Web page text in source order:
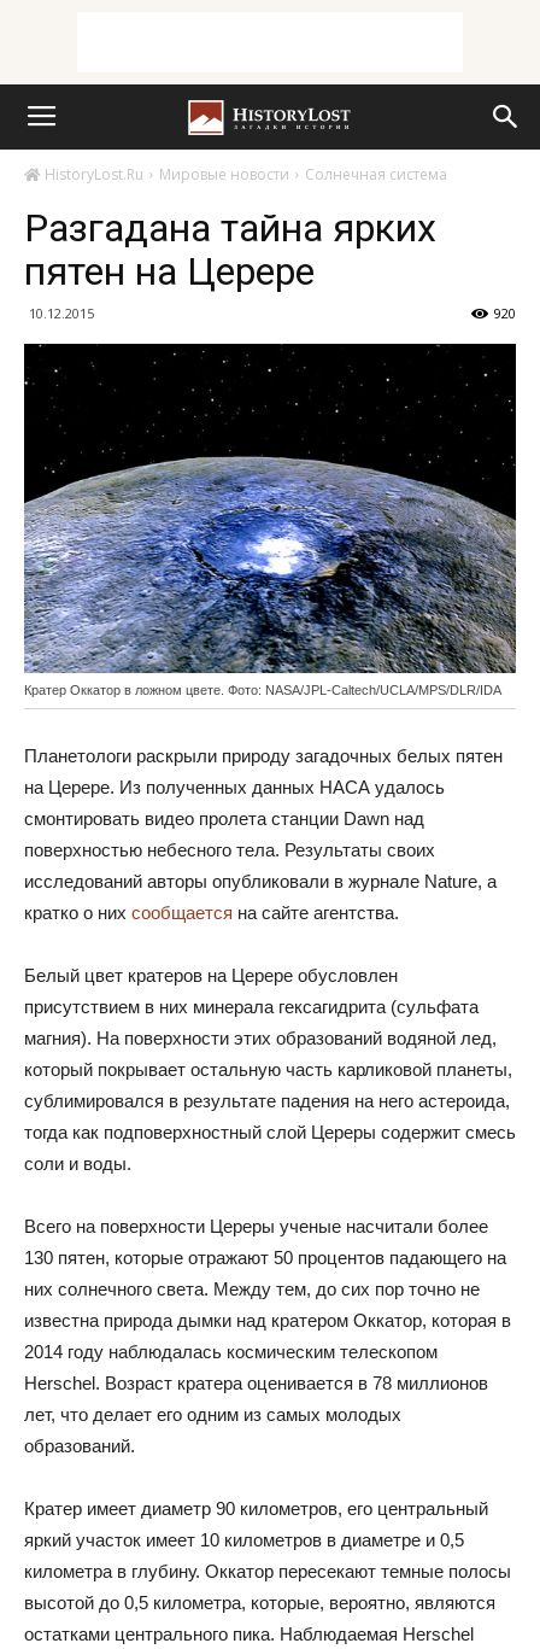
HistoryLost.Ru Мировые новости Солнечная система
Разгадана тайна ярких
пятен на Церере
10.12.2015 920
Кратер Оккатор в ложном цвете. Фото: NASA/JPL-Caltech/UCLA/MPS/DLR/IDA
Планетологи раскрыли природу загадочных белых пятен
на Церере. Из полученных данных НАСА удалось
смонтировать видео пролета станции Dawn над
поверхностью небесного тела. Результаты своих
исследований авторы опубликовали в журнале Nature, а
кратко о них сообщается на сайте агентства.
Белый цвет кратеров на Церере обусловлен
присутствием в них минерала гексагидрита (сульфата
магния). На поверхности этих образований водяной лед,
который покрывает остальную часть карликовой планеты,
сублимировался в результате падения на него астероида,
тогда как подповерхностный слой Цереры содержит смесь
соли и воды.
Всего на поверхности Цереры ученые насчитали более
130 пятен, которые отражают 50 процентов падающего на
них солнечного света. Между тем, до сих пор точно не
известна природа дымки над кратером Оккатор, которая в
2014 году наблюдалась космическим телескопом
Herschel. Возраст кратера оценивается в 78 миллионов
лет, что делает его одним из самых молодых
образований.
Кратер имеет диаметр 90 километров, его центральный
яркий участок имеет 10 километров в диаметре и 0,5
километра в глубину. Оккатор пересекают темные полосы
высотой до 0,5 километра, которые, вероятно, являются
остатками центрального пика. Наблюдаемая Herschel